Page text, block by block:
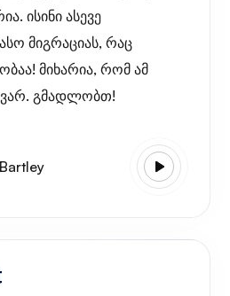
ისინი ასევე
მიგრაციას, რაც
მიხარია, რომ ამ
ვარ. გმადლობთ!